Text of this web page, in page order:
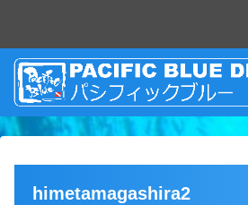
himetamagashira2